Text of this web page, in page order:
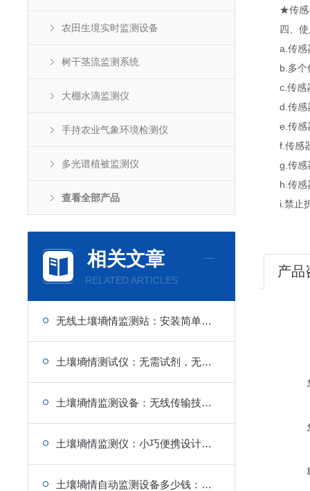
农田生境实时监测设备
树干茎流监测系统
大棚水滴监测仪
手持农业气象环境检测仪
多光谱植被监测仪
查看全部产品
相关文章
RELATED ARTICLES
无线土壤墒情监测站：安装简单，无需大型工具，单人快速完成布设
土壤墒情测试仪：无需试剂，无损检测，保护土壤结构
土壤墒情监测设备：无线传输技术，打破空间限制
土壤墒情监测仪：小巧便携设计，操作简单便捷
土壤墒情自动监测设备多少钱：功能灵活扩展，满足多样监测需求
★传感器
四、使
a.传感器
b.多个传
c.传感器
d.传感器
e.传感器
f.传感器
g.传感器
h.传感器
i.禁止拆
产品